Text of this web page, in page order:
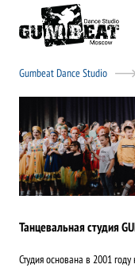
Gumbeat Dance Studio
Танцевальная студия
Студия основана в 2001